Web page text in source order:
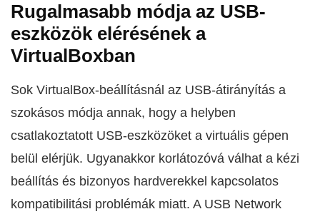
Rugalmasabb módja az USB-
eszközök elérésének a
VirtualBoxban
Sok VirtualBox-beállításnál az USB-átirányítás a
szokásos módja annak, hogy a helyben
csatlakoztatott USB-eszközöket a virtuális gépen
belül elérjük. Ugyanakkor korlátozóvá válhat a kézi
beállítás és bizonyos hardverekkel kapcsolatos
kompatibilitási problémák miatt. A USB Network